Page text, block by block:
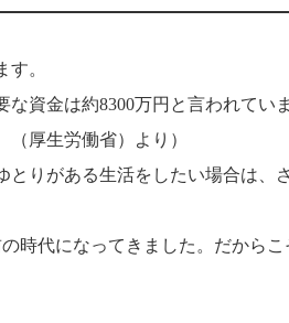
。
資金は約8300万円と言われてい
厚生労働省）より）
とりがある生活をしたい場合は、
時代になってきました。だからこ